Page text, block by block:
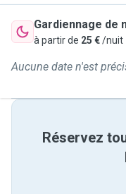
Gardiennage de
à partir de 25 €/nuit
Aucune date n'est
Réservez